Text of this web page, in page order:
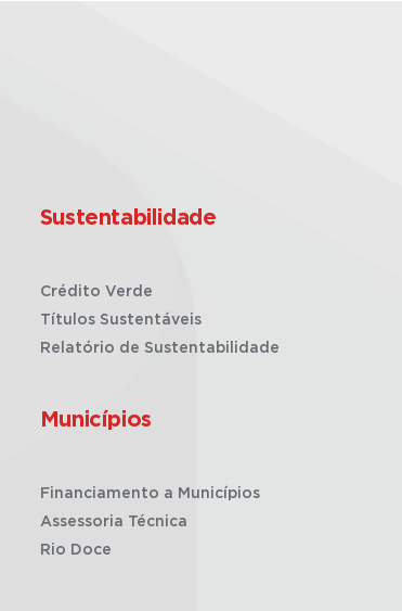
Sustentabilidade
Crédito Verde
Títulos Sustentáveis
Relatório de Sustentabilidade
Municípios
Financiamento a Municípios
Assessoria Técnica
Rio Doce